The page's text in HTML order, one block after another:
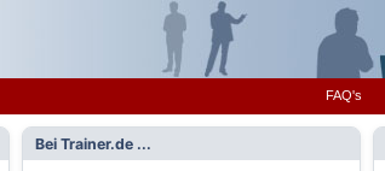
FAQ's
Bei Trainer.de ...